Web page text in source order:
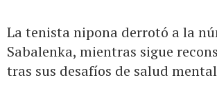
La tenista nipona derrotó a la
Sabalenka, mientras sigue
tras sus desafíos de salud mental